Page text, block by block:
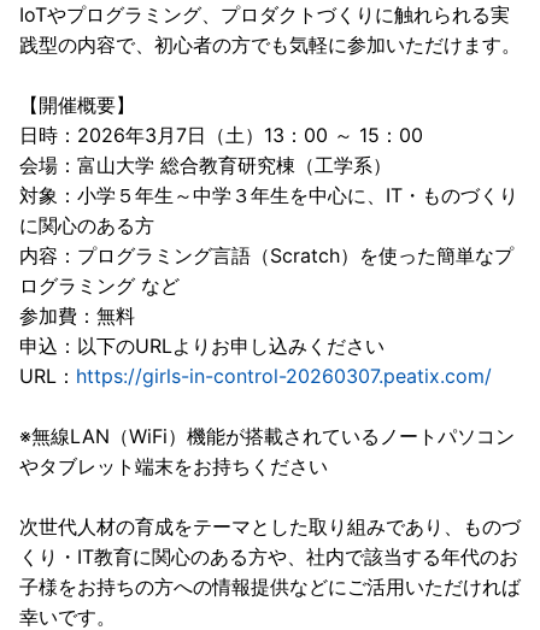
IoTやプログラミング、プロダクトづくりに触れられる実
践型の内容で、初心者の方でも気軽に参加いただけます。
【開催概要】
日時：2026年3月7日（土）13：00 ～ 15：00
会場：富山大学 総合教育研究棟（工学系）
対象：小学５年生～中学３年生を中心に、IT・ものづくり
に関心のある方
内容：プログラミング言語（Scratch）を使った簡単なプ
ログラミング など
参加費：無料
申込：以下のURLよりお申し込みください
URL： https://girls-in-control-20260307.peatix.com/
※無線LAN（WiFi）機能が搭載されているノートパソコン
やタブレット端末をお持ちください
次世代人材の育成をテーマとした取り組みであり、ものづ
くり・IT教育に関心のある方や、社内で該当する年代のお
子様をお持ちの方への情報提供などにご活用いただければ
幸いです。